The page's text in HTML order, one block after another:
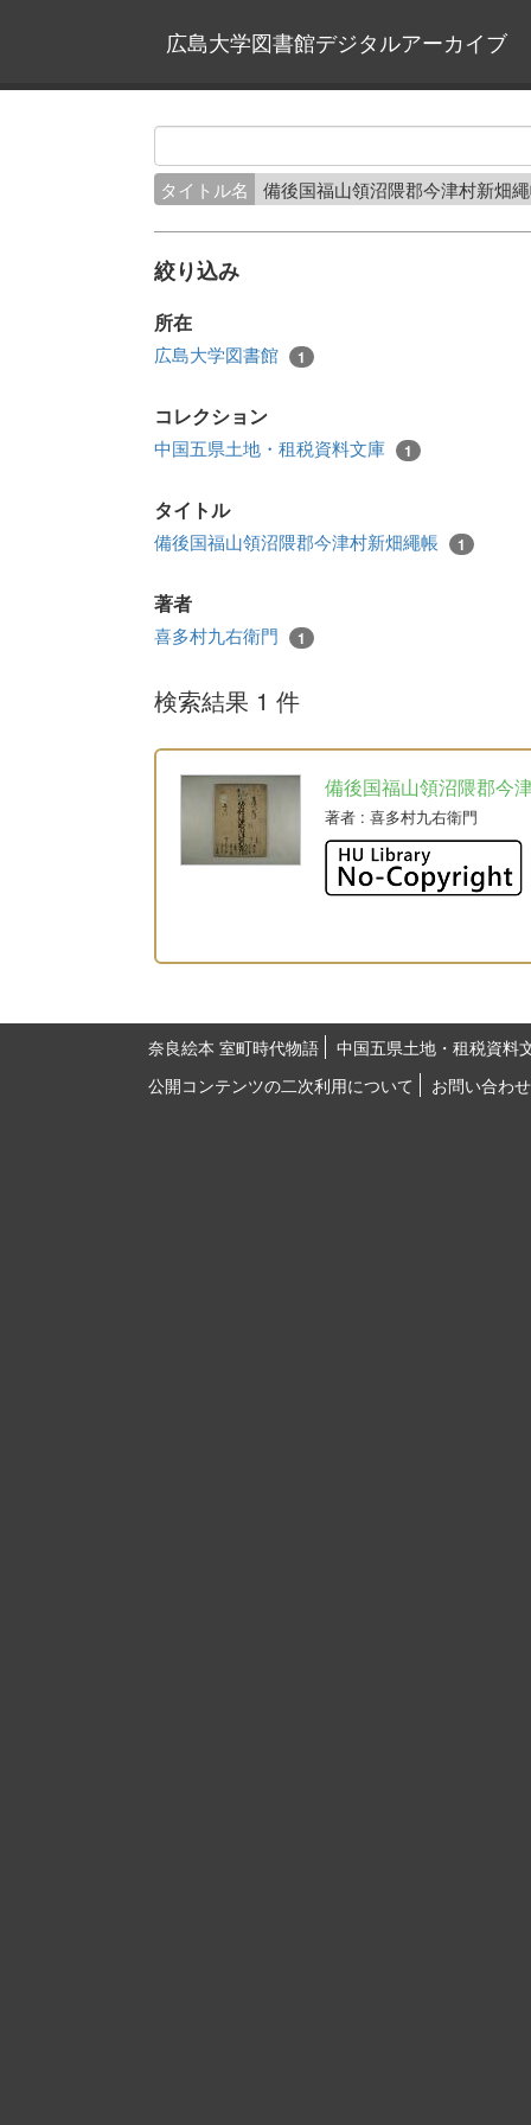
広島大学図書館デジタルアーカイブ
タイトル名 備後国福山領沼隈郡今津村新畑
絞り込み
所在
広島大学図書館 1
コレクション
中国五県土地・租税資料文庫 1
タイトル
備後国福山領沼隈郡今津村新畑繩帳 1
著者
喜多村九右衛門 1
検索結果 1 件
備後国福山領沼隈郡今
著者 : 喜多村九右衛門
奈良絵本 室町時代物語
中国五県土地・租税資料
公開コンテンツの二次利用について
お問い合わせ